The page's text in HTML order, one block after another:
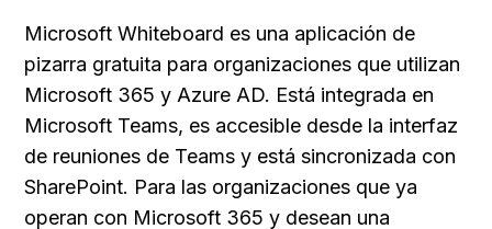
Microsoft Whiteboard es una aplicación de
pizarra gratuita para organizaciones que utilizan
Microsoft 365 y Azure AD. Está integrada en
Microsoft Teams, es accesible desde la interfaz
de reuniones de Teams y está sincronizada con
SharePoint. Para las organizaciones que ya
operan con Microsoft 365 y desean una